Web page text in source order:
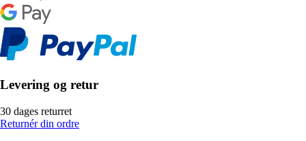
Levering og retur
30 dages returret
Returnér din ordre